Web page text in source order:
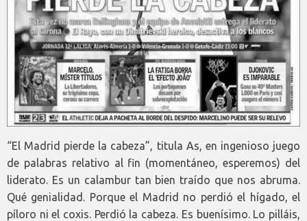
“El Madrid pierde la cabeza”, titula As, en ingenioso juego
de palabras relativo al fin (momentáneo, esperemos) del
liderato. Es un calambur tan bien traído que nos abruma.
Qué genialidad. Porque el Madrid no perdió el hígado, el
píloro ni el coxis. Perdió la cabeza. Es buenísimo. Lo pilláis,